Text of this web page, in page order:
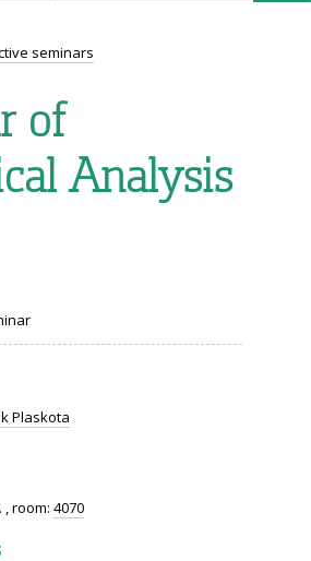
seminars
of
Analysis
Plaskota
, room: 4070